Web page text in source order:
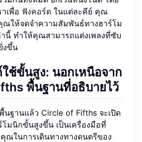
เพื่อ ฟังคอร์ด ในแต่ละคีย์ คุณ
ณให้จดจำความสัมพันธ์ทางฮาร์โม
นี้ ทำให้คุณสามารถแต่งเพลงที่ซับ
งขึ้น
ช้ขั้นสูง: นอกเหนือจาก
พื้นฐานที่อธิบายไว้
ฐานแล้ว Circle of Fifths จะเปิด
มนิกขั้นสูงขึ้น เป็นเครื่องมือที่
ณในการเดินทางทางดนตรีของ